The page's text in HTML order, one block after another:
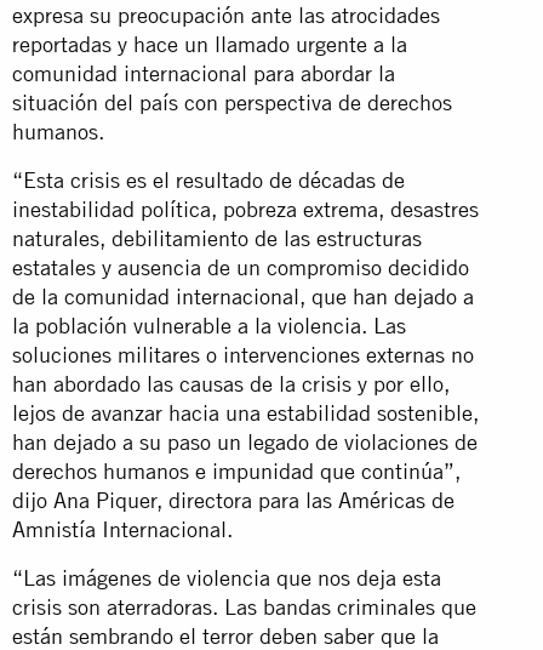
expresa su preocupación ante las atrocidades
reportadas y hace un llamado urgente a la
comunidad internacional para abordar la
situación del país con perspectiva de derechos
humanos.
“Esta crisis es el resultado de décadas de
inestabilidad política, pobreza extrema, desastres
naturales, debilitamiento de las estructuras
estatales y ausencia de un compromiso decidido
de la comunidad internacional, que han dejado a
la población vulnerable a la violencia. Las
soluciones militares o intervenciones externas no
han abordado las causas de la crisis y por ello,
lejos de avanzar hacia una estabilidad sostenible,
han dejado a su paso un legado de violaciones de
derechos humanos e impunidad que continúa”,
dijo Ana Piquer, directora para las Américas de
Amnistía Internacional.
“Las imágenes de violencia que nos deja esta
crisis son aterradoras. Las bandas criminales que
están sembrando el terror deben saber que la